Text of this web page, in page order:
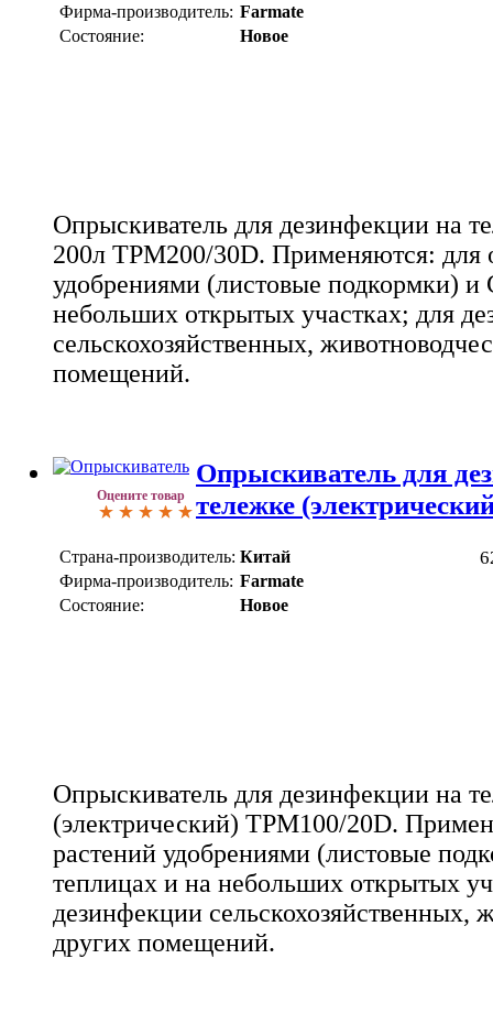
Фирма-производитель: Farmate
Состояние:
Новое
Опрыскиватель для дезинфекции на
200л TPM200/30D. Применяются: для
удобрениями (листовые подкормки) и
небольших открытых участках; для
сельскохозяйственных,
помещений.
Оцените товар
Опрыскиватель для
тележке
Страна-производитель: Китай
Фирма-производитель: Farmate
Состояние:
Новое
Опрыскиватель для дезинфекции на
(электрический) TPM100/20D.
растений удобрениями (листовые
теплицах и на небольших открытых
дезинфекции сельскохозяйственных,
других помещений.